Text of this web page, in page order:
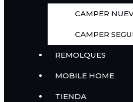
CAMPER
CAMPER
REMOLQUES
MOBILE HOME
TIENDA